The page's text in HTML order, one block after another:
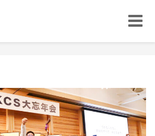
Toggle